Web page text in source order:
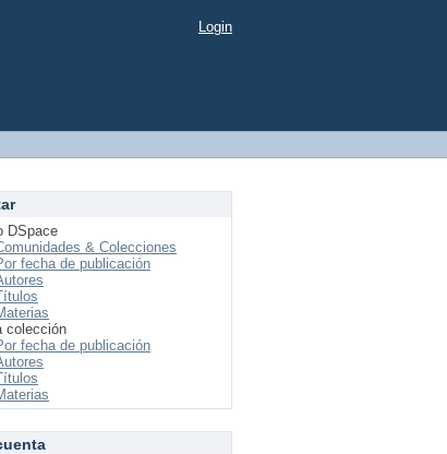
Login
DSpace
& Colecciones
fecha de publicación
colección
fecha de publicación